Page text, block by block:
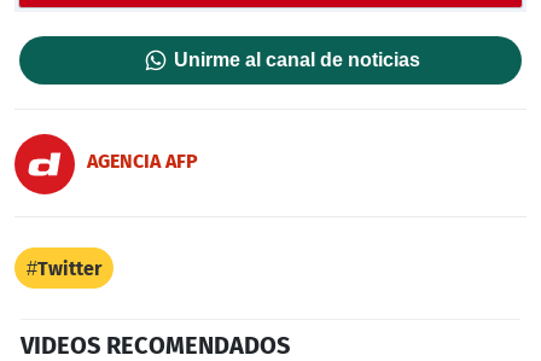
Unirme al canal de noticias
AGENCIA AFP
Twitter
VIDEOS RECOMENDADOS